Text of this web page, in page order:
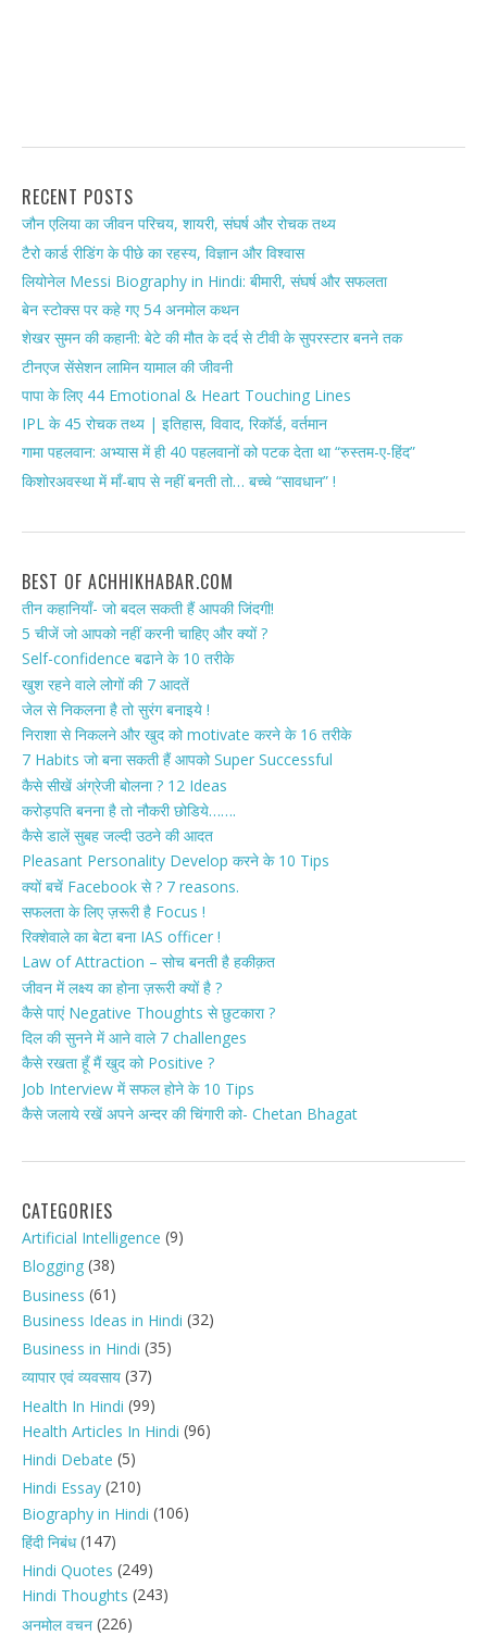
RECENT POSTS
जौन एलिया का जीवन परिचय, शायरी, संघर्ष और रोचक तथ्य
टैरो कार्ड रीडिंग के पीछे का रहस्य, विज्ञान और विश्वास
लियोनेल Messi Biography in Hindi: बीमारी, संघर्ष और सफलता
बेन स्टोक्स पर कहे गए 54 अनमोल कथन
शेखर सुमन की कहानी: बेटे की मौत के दर्द से टीवी के सुपरस्टार बनने तक
टीनएज सेंसेशन लामिन यामाल की जीवनी
पापा के लिए 44 Emotional & Heart Touching Lines
IPL के 45 रोचक तथ्य | इतिहास, विवाद, रिकॉर्ड, वर्तमान
गामा पहलवान: अभ्यास में ही 40 पहलवानों को पटक देता था “रुस्तम-ए-हिंद”
किशोरअवस्था में माँ-बाप से नहीं बनती तो… बच्चे “सावधान” !
BEST OF ACHHIKHABAR.COM
तीन कहानियाँ- जो बदल सकती हैं आपकी जिंदगी!
5 चीजें जो आपको नहीं करनी चाहिए और क्यों ?
Self-confidence बढाने के 10 तरीके
खुश रहने वाले लोगों की 7 आदतें
जेल से निकलना है तो सुरंग बनाइये !
निराशा से निकलने और खुद को motivate करने के 16 तरीके
7 Habits जो बना सकती हैं आपको Super Successful
कैसे सीखें अंग्रेजी बोलना ? 12 Ideas
करोड़पति बनना है तो नौकरी छोडिये…….
कैसे डालें सुबह जल्दी उठने की आदत
Pleasant Personality Develop करने के 10 Tips
क्यों बचें Facebook से ? 7 reasons.
सफलता के लिए ज़रूरी है Focus !
रिक्शेवाले का बेटा बना IAS officer !
Law of Attraction – सोच बनती है हकीक़त
जीवन में लक्ष्य का होना ज़रूरी क्यों है ?
कैसे पाएं Negative Thoughts से छुटकारा ?
दिल की सुनने में आने वाले 7 challenges
कैसे रखता हूँ मैं खुद को Positive ?
Job Interview में सफल होने के 10 Tips
कैसे जलाये रखें अपने अन्दर की चिंगारी को- Chetan Bhagat
CATEGORIES
Artificial Intelligence (9)
Blogging (38)
Business (61)
Business Ideas in Hindi (32)
Business in Hindi (35)
व्यापार एवं व्यवसाय (37)
Health In Hindi (99)
Health Articles In Hindi (96)
Hindi Debate (5)
Hindi Essay (210)
Biography in Hindi (106)
हिंदी निबंध(147)
Hindi Quotes (249)
Hindi Thoughts (243)
अनमोल वचन (226)